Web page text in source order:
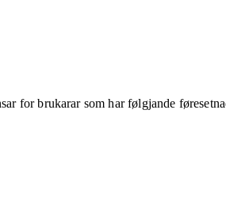
for brukarar som har følgjande